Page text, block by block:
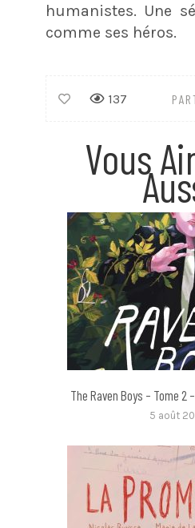
humanistes. Une
comme ses héros.
137
Vous
The Raven Boys – Tome 2
5 août